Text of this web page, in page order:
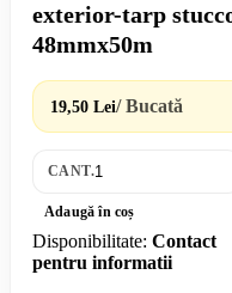
exterior-tarp
48mmx50m
19,50 Lei/ Bucată
CANT.
Adaugă în coș
Disponibilitate: Contact
pentru informatii